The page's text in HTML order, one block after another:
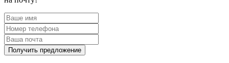
Получить предложение